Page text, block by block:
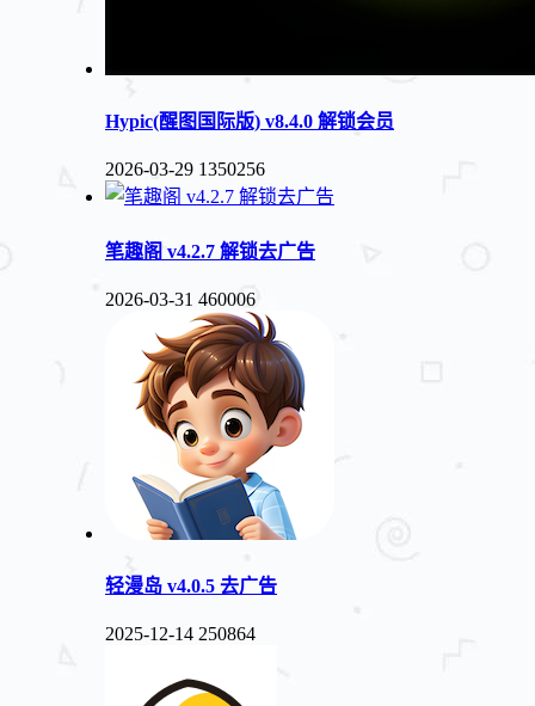
Hypic(醒图国际版) v8.4.0 解锁会员
2026-03-29 1350256
笔趣阁 v4.2.7 解锁去广告
2026-03-31 460006
轻漫岛 v4.0.5 去广告
2025-12-14 250864